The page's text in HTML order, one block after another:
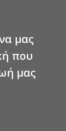
μας
που
μας